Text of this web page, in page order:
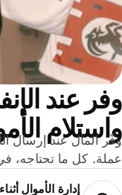
عند
كل ما تحتاجه، في
إدارة الأموال أثناء